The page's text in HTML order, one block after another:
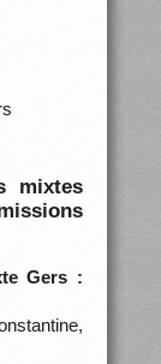
mixtes
Gers :